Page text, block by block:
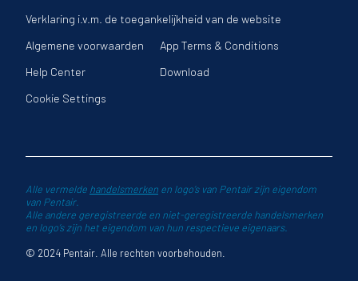
Verklaring i.v.m. de toegankelijkheid van de website
Algemene voorwaarden
App Terms & Conditions
Help Center
Download
Cookie Settings
Alle vermelde handelsmerken en logo’s van Pentair zijn eigendom
van Pentair.
Alle andere geregistreerde en niet-geregistreerde handelsmerken
en logo’s zijn het eigendom van hun respectieve eigenaars.
© 2024 Pentair. Alle rechten voorbehouden.